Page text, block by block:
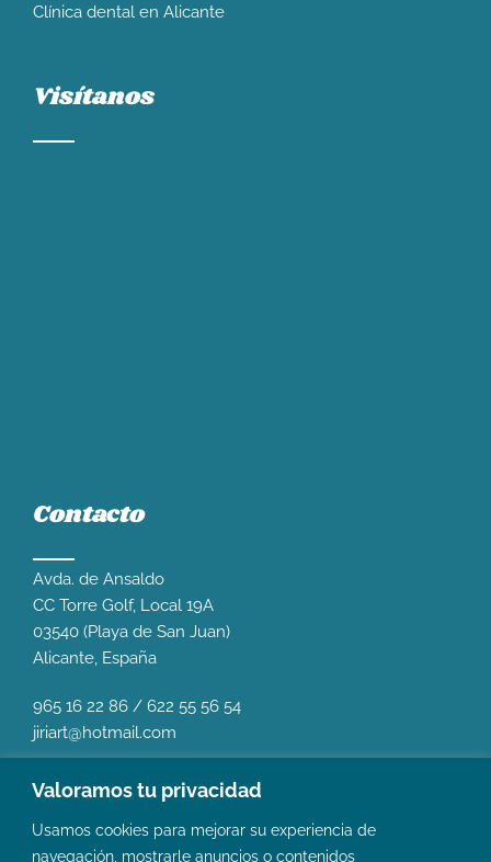
Valoramos tu privacidad
Usamos cookies para mejorar su experiencia de
navegación, mostrarle anuncios o contenidos
Clínica dental en Alicante
Visítanos
Contacto
Avda. de Ansaldo
CC Torre Golf, Local 19A
03540 (Playa de San Juan)
Alicante, España
965 16 22 86 / 622 55 56 54
jiriart@hotmail.com